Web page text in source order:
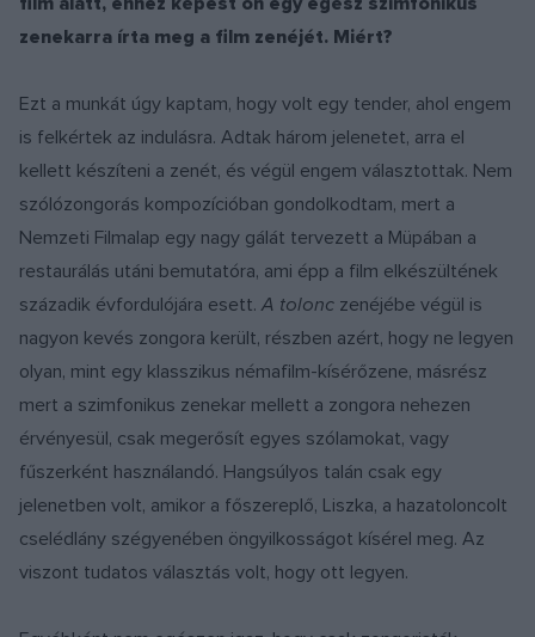
zenekarra írta meg a film zenéjét. Miért?
Ezt a munkát úgy kaptam, hogy volt egy tender, ahol engem
is felkértek az indulásra. Adtak három jelenetet, arra el
kellett készíteni a zenét, és végül engem választottak. Nem
szólózongorás kompozícióban gondolkodtam, mert a
Nemzeti Filmalap egy nagy gálát tervezett a Müpában a
restaurálás utáni bemutatóra, ami épp a film elkészültének
századik évfordulójára esett.A tolonc zenéjébe végül is
nagyon kevés zongora került, részben azért, hogy ne legyen
olyan, mint egy klasszikus némafilm-kísérőzene, másrész
mert a szimfonikus zenekar mellett a zongora nehezen
érvényesül, csak megerősít egyes szólamokat, vagy
fűszerként használandó. Hangsúlyos talán csak egy
jelenetben volt, amikor a főszereplő, Liszka, a hazatoloncolt
cselédlány szégyenében öngyilkosságot kísérel meg. Az
viszont tudatos választás volt, hogy ott legyen.